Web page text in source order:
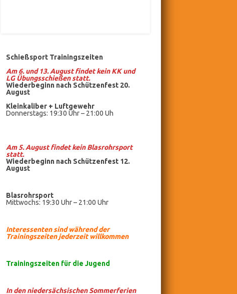
Schießsport Trainingszeiten
Am 6. und 13. August findet kein KK und
LG Übungsschießen statt.
Wiederbeginn nach Schützenfest 20.
August
Kleinkaliber + Luftgewehr
Donnerstags: 19:30 Uhr – 21:00 Uh
Am 5. August findet keinBlasrohrsport
statt.
Wiederbeginn nach Schützenfest 12.
August
Blasrohrsport
Mittwochs: 19:30 Uhr – 21:00 Uhr
Interessenten sind während der
Trainingszeiten jederzeit willkommen
Trainingszeiten für die Jugend
In den niedersächsischen Sommerferien